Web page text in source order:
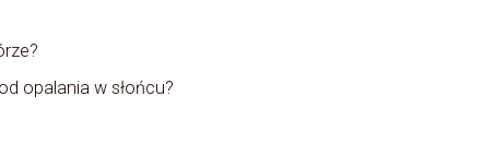
opalania w słońcu?